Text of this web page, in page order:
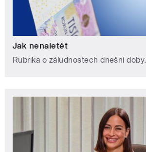
Jak nenaletět
Rubrika o záludnostech dnešní doby.